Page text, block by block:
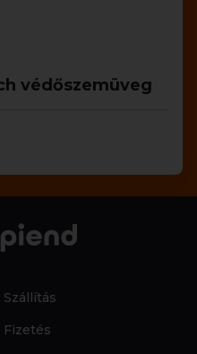
védőszemüveg
Szállítás
Fizetés